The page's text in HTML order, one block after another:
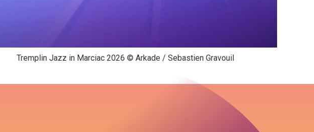
Tremplin Jazz in Marciac 2026 © Arkade / Sebastien Gravouil